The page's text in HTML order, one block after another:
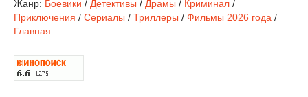
Жанр: Боевики / Детективы / Драмы / Криминал /
Приключения / Сериалы / Триллеры / Фильмы 2026 года /
Главная